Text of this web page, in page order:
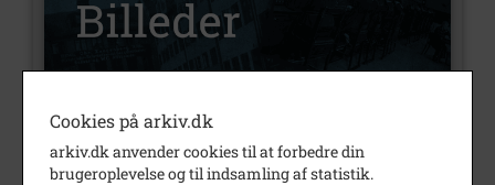
Nummer
Type
Billeder
Cookies på arkiv.dk
arkiv.dk anvender cookies til at forbedre din
brugeroplevelse og til indsamling af statistik.